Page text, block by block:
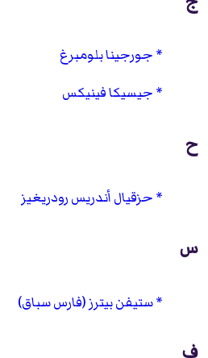
جورجينا بلومبرغ
جيسيكا فينيكس
ح
حزقيال أندريس رودريغيز
س
ستيفن بيترز (فارس سباق)